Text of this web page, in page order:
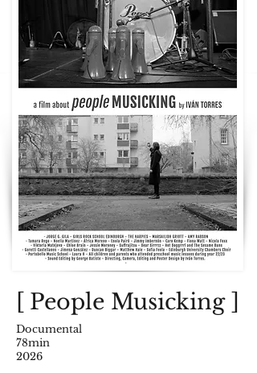
[ People Musicking ]
Documental
78min
2026